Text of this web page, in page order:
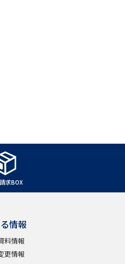
求BOX
情報
料情報
更情報